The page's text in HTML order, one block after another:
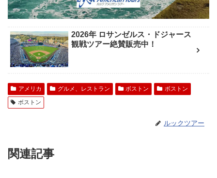
2026年 ロサンゼルス・ドジャース
観戦ツアー絶賛販売中！
アメリカ グルメ、レストラン ボストン
ボストン
ボストン
ルックツアー
関連記事